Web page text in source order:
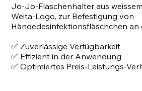
Jo-Jo-Flaschenhalter aus
Weita-Logo, zur Befestigung von
Händedesinfektionsfläschchen an
✅ Zuverlässige Verfügbarkeit
✅ Effizient in der Anwendung
✅ Optimiertes Preis-Leistungs-